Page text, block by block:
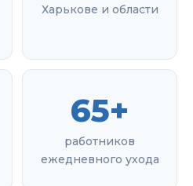
Харькове и области
65+
работников
ежедневного ухода